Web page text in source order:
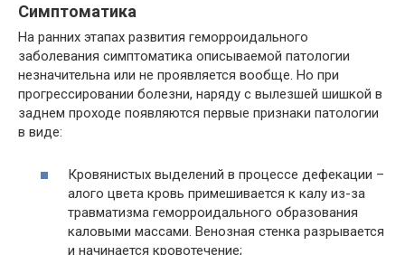
Симптоматика
На ранних этапах развития геморроидального
заболевания симптоматика описываемой патологии
незначительна или не проявляется вообще. Но при
прогрессировании болезни, наряду с вылезшей шишкой в
заднем проходе появляются первые признаки патологии
в виде:
Кровянистых выделений в процессе дефекации –
алого цвета кровь примешивается к калу из-за
травматизма геморроидального образования
каловыми массами. Венозная стенка разрывается
и начинается кровотечение;